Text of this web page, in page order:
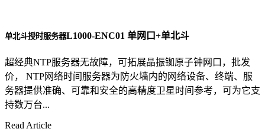
单北斗授时服务器L1000-ENC01 单网口+单北斗
超经典NTP服务器无故障，可拓展晶振铷原子钟网口，批发
价， NTP网络时间服务器为防火墙内的网络设备、终端、服
务器提供准确、可靠和安全的高精度卫星时间参考，可为它支
持数万台...
Read Article